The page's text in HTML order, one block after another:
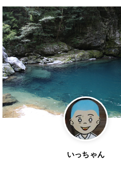
いっちゃん